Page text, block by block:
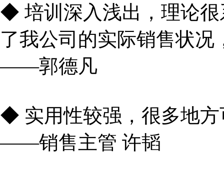
◆ 培训深入浅出，理论
了我公司的实际销售状
——郭德凡
◆ 实用性较强，很多地
——销售主管 许韬